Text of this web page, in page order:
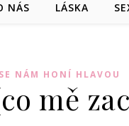
NÁS LÁSKA
NÁM HONÍ HLAVOU
mě